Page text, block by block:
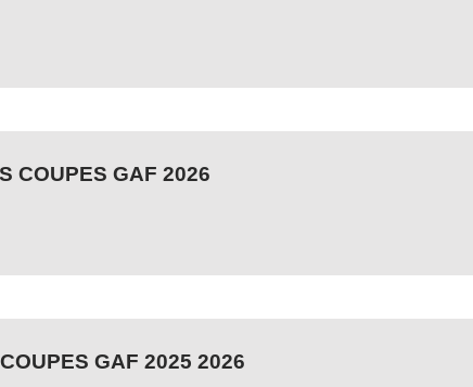
COUPES GAF 2026
GAF 2025 2026